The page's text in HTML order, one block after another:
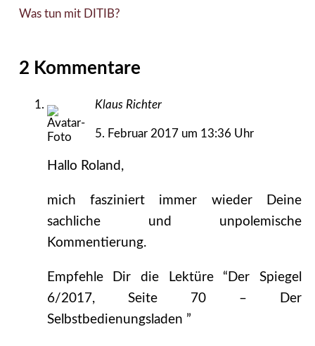
Was tun mit DITIB?
2 Kommentare
Klaus Richter
5. Februar 2017 um 13:36 Uhr
Hallo Roland,
mich fasziniert immer wieder Deine
sachliche und unpolemische
Kommentierung.
Empfehle Dir die Lektüre “Der Spiegel
6/2017, Seite 70 – Der
Selbstbedienungsladen ”